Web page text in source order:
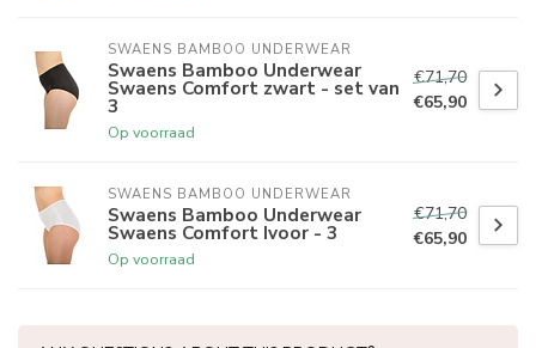
SWAENS BAMBOO UNDERWEAR
Swaens Bamboo Underwear
Swaens Comfort zwart - set van
3
Op voorraad
€71,70
€65,90
SWAENS BAMBOO UNDERWEAR
Swaens Bamboo Underwear
Swaens Comfort Ivoor - 3
Op voorraad
€71,70
€65,90